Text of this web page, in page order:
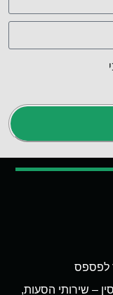
לפספס
– שירותי הסעות,